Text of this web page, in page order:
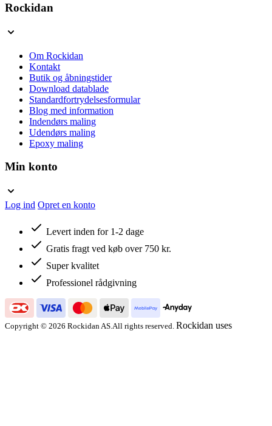
Rockidan
Om Rockidan
Kontakt
Butik og åbningstider
Download datablade
Standardfortrydelsesformular
Blog med information
Indendørs maling
Udendørs maling
Epoxy maling
Min konto
Log ind Opret en konto
Levert inden for 1-2 dage
Gratis fragt ved køb over 750 kr.
Super kvalitet
Professionel rådgivning
Copyright © 2026 Rockidan AS.All rights reserved. Rockidan uses